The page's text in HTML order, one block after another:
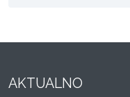
AKTUALNO